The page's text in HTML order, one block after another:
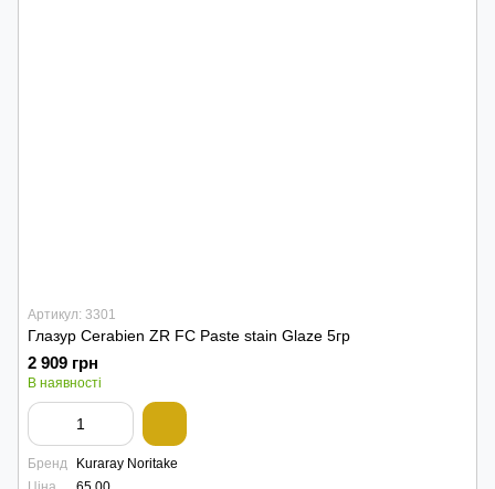
Артикул: 3301
Глазур Cerabien ZR FC Paste stain Glaze 5гр
2 909 грн
В наявності
Бренд
Kuraray Noritake